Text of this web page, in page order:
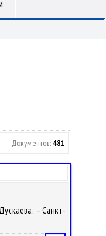
Документов: 481
– Санкт-